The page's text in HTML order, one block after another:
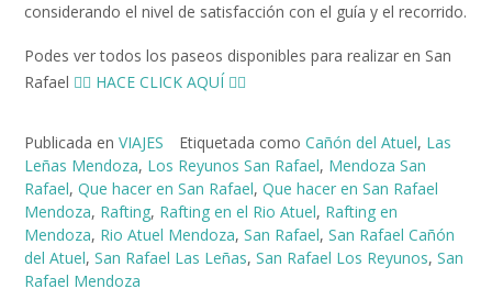
considerando el nivel de satisfacción con el guía y el recorrido.
Podes ver todos los paseos disponibles para realizar en San
Rafael 👉🏻 HACE CLICK AQUÍ 👈🏻
Publicada en VIAJES Etiquetada como Cañón del Atuel, Las
Leñas Mendoza, Los Reyunos San Rafael, Mendoza San
Rafael, Que hacer en San Rafael, Que hacer en San Rafael
Mendoza, Rafting, Rafting en el Rio Atuel, Rafting en
Mendoza, Rio Atuel Mendoza, San Rafael, San Rafael Cañón
del Atuel, San Rafael Las Leñas, San Rafael Los Reyunos, San
Rafael Mendoza